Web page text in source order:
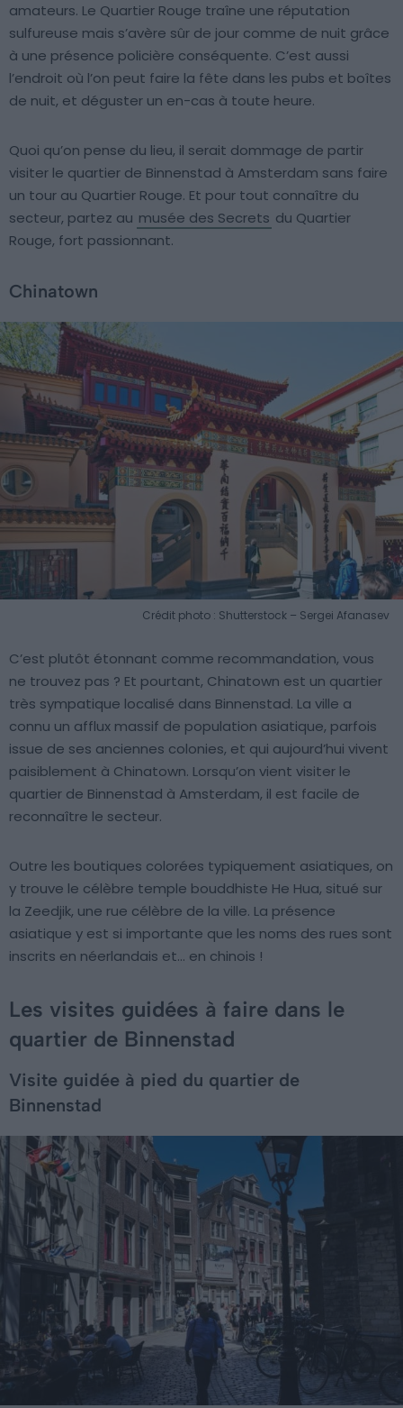
amateurs. Le Quartier Rouge traîne une réputation
sulfureuse mais s’avère sûr de jour comme de nuit grâce
à une présence policière conséquente. C’est aussi
l’endroit où l’on peut faire la fête dans les pubs et boîtes
de nuit, et déguster un en-cas à toute heure.
Quoi qu’on pense du lieu, il serait dommage de partir
visiter le quartier de Binnenstad à Amsterdam sans faire
un tour au Quartier Rouge. Et pour tout connaître du
secteur, partez au musée des Secrets du Quartier
Rouge, fort passionnant.
Chinatown
Crédit photo : Shutterstock – Sergei Afanasev
C’est plutôt étonnant comme recommandation, vous
ne trouvez pas ? Et pourtant, Chinatown est un quartier
très sympatique localisé dans Binnenstad. La ville a
connu un afflux massif de population asiatique, parfois
issue de ses anciennes colonies, et qui aujourd’hui vivent
paisiblement à Chinatown. Lorsqu’on vient visiter le
quartier de Binnenstad à Amsterdam, il est facile de
reconnaître le secteur.
Outre les boutiques colorées typiquement asiatiques, on
y trouve le célèbre temple bouddhiste He Hua, situé sur
la Zeedjik, une rue célèbre de la ville. La présence
asiatique y est si importante que les noms des rues sont
inscrits en néerlandais et… en chinois !
Les visites guidées à faire dans le
quartier de Binnenstad
Visite guidée à pied du quartier de
Binnenstad